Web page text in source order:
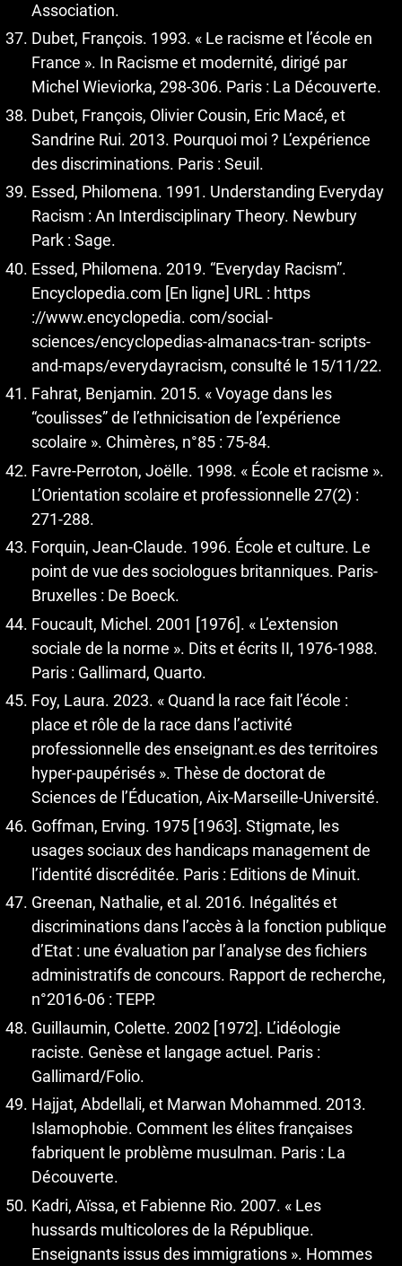
Association.
Dubet, François. 1993. « Le racisme et l’école en
France ». In Racisme et modernité, dirigé par
Michel Wieviorka, 298-306. Paris : La Découverte.
Dubet, François, Olivier Cousin, Eric Macé, et
Sandrine Rui. 2013. Pourquoi moi ? L’expérience
des discriminations. Paris : Seuil.
Essed, Philomena. 1991. Understanding Everyday
Racism : An Interdisciplinary Theory. Newbury
Park : Sage.
Essed, Philomena. 2019. “Everyday Racism”.
Encyclopedia.com [En ligne] URL : https
://www.encyclopedia. com/social-
sciences/encyclopedias-almanacs-tran- scripts-
and-maps/everydayracism, consulté le 15/11/22.
Fahrat, Benjamin. 2015. « Voyage dans les
“coulisses” de l’ethnicisation de l’expérience
scolaire ». Chimères, n°85 : 75-84.
Favre-Perroton, Joëlle. 1998. « École et racisme ».
L’Orientation scolaire et professionnelle 27(2) :
271-288.
Forquin, Jean-Claude. 1996. École et culture. Le
point de vue des sociologues britanniques. Paris-
Bruxelles : De Boeck.
Foucault, Michel. 2001 [1976]. « L’extension
sociale de la norme ». Dits et écrits II, 1976-1988.
Paris : Gallimard, Quarto.
Foy, Laura. 2023. « Quand la race fait l’école :
place et rôle de la race dans l’activité
professionnelle des enseignant.es des territoires
hyper-paupérisés ». Thèse de doctorat de
Sciences de l’Éducation, Aix-Marseille-Université.
Goffman, Erving. 1975 [1963]. Stigmate, les
usages sociaux des handicaps management de
l’identité discréditée. Paris : Editions de Minuit.
Greenan, Nathalie, et al. 2016. Inégalités et
discriminations dans l’accès à la fonction publique
d’Etat : une évaluation par l’analyse des fichiers
administratifs de concours. Rapport de recherche,
n°2016-06 : TEPP.
Guillaumin, Colette. 2002 [1972]. L’idéologie
raciste. Genèse et langage actuel. Paris :
Gallimard/Folio.
Hajjat, Abdellali, et Marwan Mohammed. 2013.
Islamophobie. Comment les élites françaises
fabriquent le problème musulman. Paris : La
Découverte.
Kadri, Aïssa, et Fabienne Rio. 2007. « Les
hussards multicolores de la République.
Enseignants issus des immigrations ». Hommes